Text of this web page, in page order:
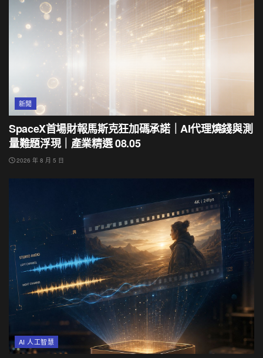
新聞
SpaceX首場財報馬斯克狂加碼承諾｜AI代理燒錢與測
量難題浮現｜產業精選 08.05
2026 年 8 月 5 日
AI 人工智慧